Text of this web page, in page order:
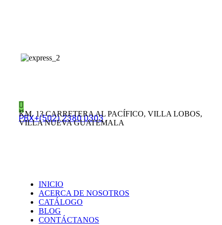
PBX+(502) 2380 0303
KM. 13 CARRETERA AL PACÍFICO, VILLA LOBOS,
VILLA NUEVA GUATEMALA
INICIO
ACERCA DE NOSOTROS
CATÁLOGO
BLOG
CONTÁCTANOS